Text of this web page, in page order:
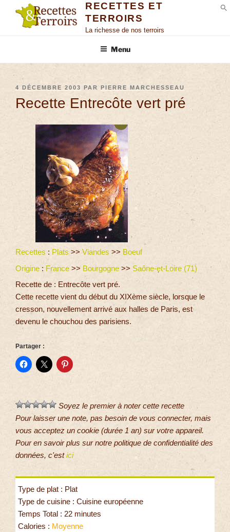
RECETTES ET
TERROIRS
La richesse de nos terroirs
Menu
4 DÉCEMBRE 2003 PAR PIERRE MARCHESSEAU
Recette Entrecôte vert pré
Recettes : Plats >>Viandes >> Boeuf
Origine : France >> Bourgogne >> Saône-et-Loire (71)
Recette de : Entrecôte vert pré.
Cette recette vient du début du XIXème siècle, lorsque le
cresson, nouvellement arrivé aux halles de Paris, est
devenu le chouchou des parisiens.
Partager :
Soyez le premier à noter cette recette
Pour laisser une note, pas besoin de vous connecter, mais
vous acceptez un cookie (durée 1 an) sur votre appareil.
Pour en savoir plus sur notre politique de confidentialité des
données, c'estici
Type de plat : Plat
Type de cuisine : Cuisine européenne
Temps Total : 22 minutes
Calories : Moyenne